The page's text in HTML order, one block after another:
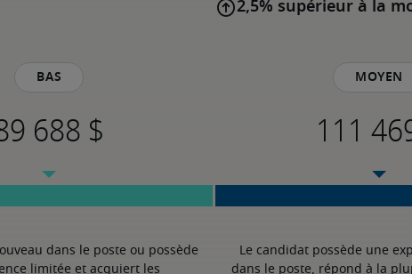
2,5% supérieur à la
Bas
dans le poste ou possède
limitée et acquiert les
Moyen
Le candidat possède une
dans le poste, répond à la